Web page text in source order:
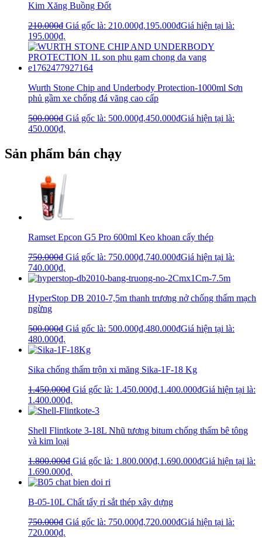
Kim Xăng Buồng Đốt
210.000₫ Giá gốc là: 210.000₫.195.000₫Giá hiện tại là:
195.000₫.
Wurth Stone Chip and Underbody Protection-1000ml Sơn
phủ gầm xe chống đá văng cao cấp
500.000₫ Giá gốc là: 500.000₫.450.000₫Giá hiện tại là:
450.000₫.
Sản phẩm bán chạy
Ramset Epcon G5 Pro 600ml Keo khoan cấy thép
750.000₫ Giá gốc là: 750.000₫.740.000₫Giá hiện tại là:
740.000₫.
HyperStop DB 2010-7,5m thanh trương nở chống thấm mạch
ngừng
500.000₫ Giá gốc là: 500.000₫.480.000₫Giá hiện tại là:
480.000₫.
Sika chống thấm trộn xi măng Sika-1F-18 Kg
1.450.000₫ Giá gốc là: 1.450.000₫.1.400.000₫Giá hiện tại là:
1.400.000₫.
Shell Flintkote 3-18L Nhũ tương bitum chống thấm bê tông
và kim loại
1.800.000₫ Giá gốc là: 1.800.000₫.1.690.000₫Giá hiện tại là:
1.690.000₫.
B-05-10L Chất tẩy rỉ sắt thép xây dựng
750.000₫ Giá gốc là: 750.000₫.720.000₫Giá hiện tại là:
720.000₫.